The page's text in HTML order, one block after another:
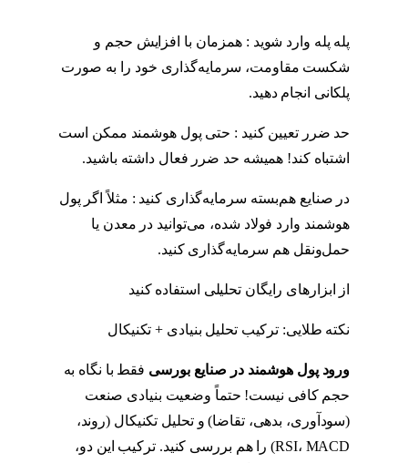
پله ‌پله وارد شوید : همزمان با افزایش حجم و
شکست مقاومت، سرمایه‌گذاری خود را به صورت
پلکانی انجام دهید.
حد ضرر تعیین کنید : حتی پول هوشمند ممکن است
اشتباه کند! همیشه حد ضرر فعال داشته باشید.
در صنایع هم‌بسته سرمایه‌گذاری کنید : مثلاً اگر پول
هوشمند وارد فولاد شده، می‌توانید در معدن یا
حمل‌ونقل هم سرمایه‌گذاری کنید.
از ابزارهای رایگان تحلیلی استفاده کنید
نکته طلایی: ترکیب تحلیل بنیادی + تکنیکال
ورود پول هوشمند در صنایع بورسی فقط با نگاه به
حجم کافی نیست! حتماً وضعیت بنیادی صنعت
(سودآوری، بدهی، تقاضا) و تحلیل تکنیکال (روند،
RSI، MACD) را هم بررسی کنید. ترکیب این دو،